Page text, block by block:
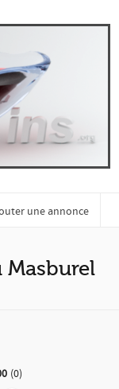
une annonce
Masburel
0